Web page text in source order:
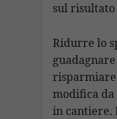
sul
Ridurre lo
modifica
in cantiere.